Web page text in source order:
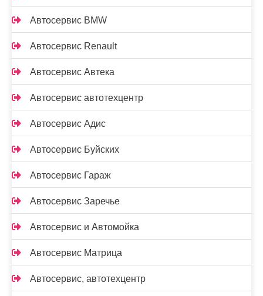
Автосервис BMW
Автосервис Renault
Автосервис Автека
Автосервис автотехцентр
Автосервис Адис
Автосервис Буйских
Автосервис Гараж
Автосервис Заречье
Автосервис и Автомойка
Автосервис Матрица
Автосервис, автотехцентр